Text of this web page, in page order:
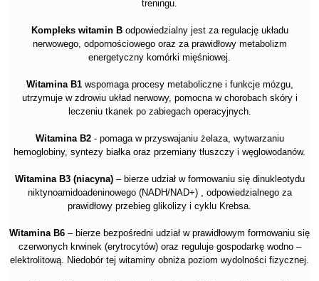
treningu.
Kompleks witamin Bodpowiedzialny jest za regulację układu
nerwowego, odpornościowego oraz za prawidłowy metabolizm
energetyczny komórki mięśniowej.
Witamina B1wspomaga procesy metaboliczne i funkcje mózgu,
utrzymuje w zdrowiu układ nerwowy, pomocna w chorobach skóry i
leczeniu tkanek po zabiegach operacyjnych.
Witamina B2- pomaga w przyswajaniu żelaza, wytwarzaniu
hemoglobiny, syntezy białka oraz przemiany tłuszczy i węglowodanów.
Witamina B3 (niacyna)– bierze udział w formowaniu się dinukleotydu
niktynoamidoadeninowego (NADH/NAD+) , odpowiedzialnego za
prawidłowy przebieg glikolizy i cyklu Krebsa.
Witamina B6 – bierze bezpośredni udział w prawidłowym formowaniu się
czerwonych krwinek (erytrocytów) oraz reguluje gospodarkę wodno –
elektrolitową. Niedobór tej witaminy obniża poziom wydolności fizycznej.